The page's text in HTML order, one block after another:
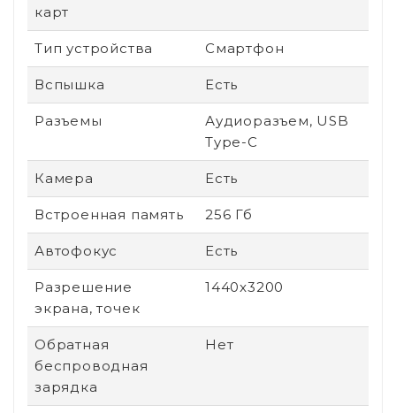
карт
Тип устройства Смартфон
Вспышка Есть
Разъемы
Аудиоразъем, USB
Type-C
Камера Есть
Встроенная память 256 Гб
Автофокус Есть
Разрешение
экрана, точек
1440x3200
Обратная
беспроводная
зарядка
Нет